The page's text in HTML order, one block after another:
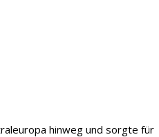
hinweg und sorgte für